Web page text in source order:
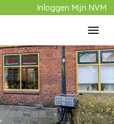
Inloggen Mijn NVM